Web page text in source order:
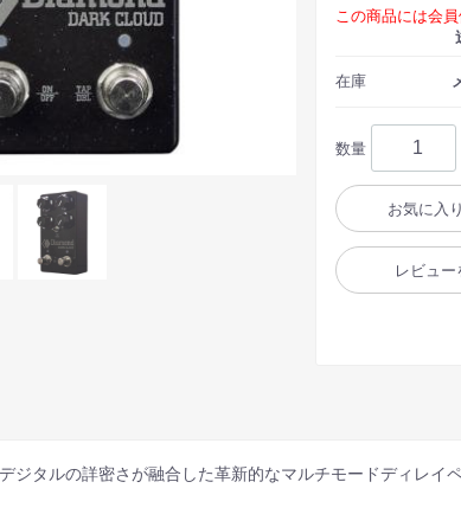
この商品には会員
在庫
数量
お気に入
レビュー
ジタルの詳密さが融合した革新的なマルチモードディレイ